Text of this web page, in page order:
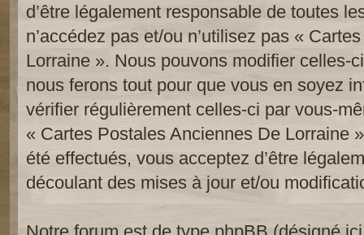
d’être légalement responsable de toutes
n’accédez pas et/ou n’utilisez pas «
Lorraine ». Nous pouvons modifier celles-
nous ferons tout pour que vous en soyez
vérifier régulièrement celles-ci par vous-
« Cartes Postales Anciennes De Lorraine
été effectués, vous acceptez d’être
découlant des mises à jour et/ou
Notre forum est de type phpBB (désigné